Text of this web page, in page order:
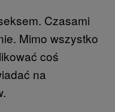
Czasami
Mimo wszystko
coś
na